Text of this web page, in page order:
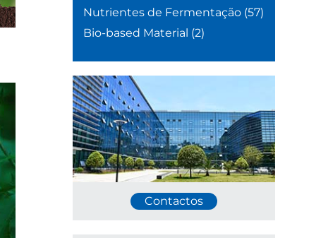
Nutrientes de Fermentação (57)
Bio-based Material (2)
Contactos